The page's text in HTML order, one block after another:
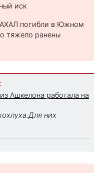
иск
погибли в Южном
тяжело ранены
Ашкелона работала на
них